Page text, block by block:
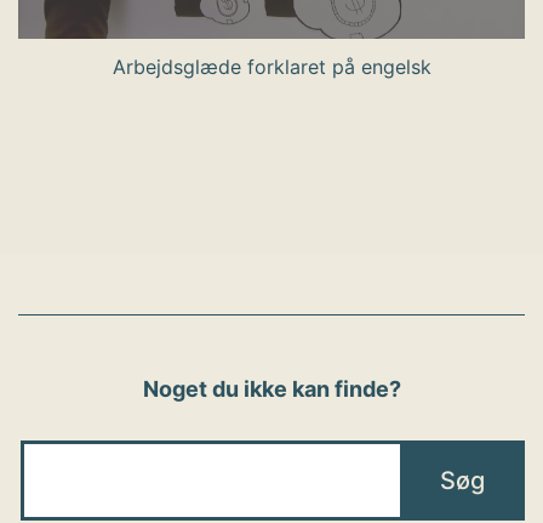
Arbejdsglæde forklaret på engelsk
Noget du ikke kan finde?